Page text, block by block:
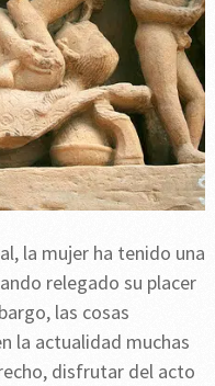
la mujer ha tenido una
relegado su placer
las cosas
la actualidad muchas
disfrutar del acto